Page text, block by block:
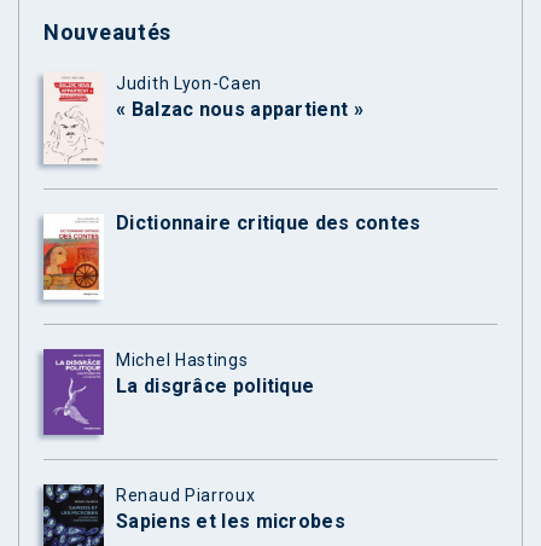
Nouveautés
Judith Lyon-Caen
« Balzac nous appartient »
Dictionnaire critique des contes
Michel Hastings
La disgrâce politique
Renaud Piarroux
Sapiens et les microbes